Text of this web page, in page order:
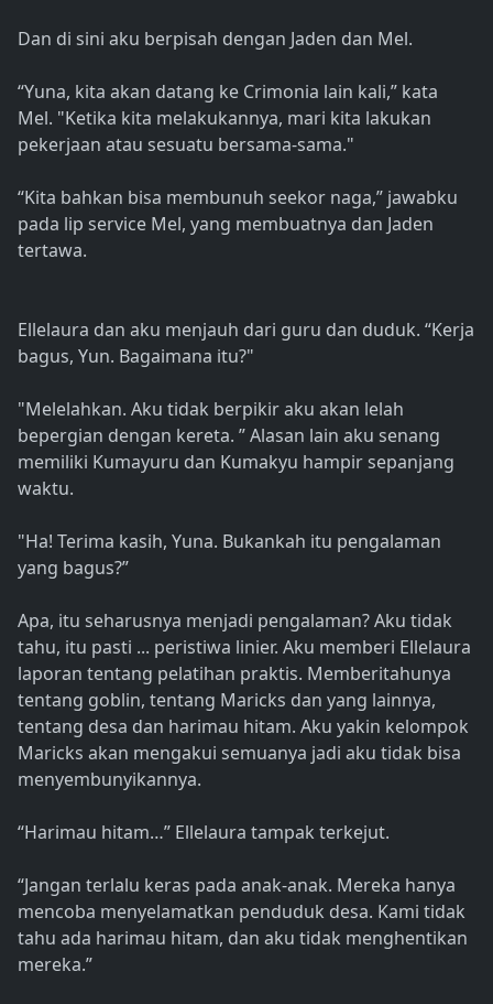
Dan di sini aku berpisah dengan Jaden dan Mel.
“Yuna, kita akan datang ke Crimonia lain kali,” kata
Mel. "Ketika kita melakukannya, mari kita lakukan
pekerjaan atau sesuatu bersama-sama."
“Kita bahkan bisa membunuh seekor naga,” jawabku
pada lip service Mel, yang membuatnya dan Jaden
tertawa.
Ellelaura dan aku menjauh dari guru dan duduk. “Kerja
bagus, Yun. Bagaimana itu?"
"Melelahkan. Aku tidak berpikir aku akan lelah
bepergian dengan kereta. ” Alasan lain aku senang
memiliki Kumayuru dan Kumakyu hampir sepanjang
waktu.
"Ha! Terima kasih, Yuna. Bukankah itu pengalaman
yang bagus?”
Apa, itu seharusnya menjadi pengalaman? Aku tidak
tahu, itu pasti ... peristiwa linier. Aku memberi Ellelaura
laporan tentang pelatihan praktis. Memberitahunya
tentang goblin, tentang Maricks dan yang lainnya,
tentang desa dan harimau hitam. Aku yakin kelompok
Maricks akan mengakui semuanya jadi aku tidak bisa
menyembunyikannya.
“Harimau hitam…” Ellelaura tampak terkejut.
“Jangan terlalu keras pada anak-anak. Mereka hanya
mencoba menyelamatkan penduduk desa. Kami tidak
tahu ada harimau hitam, dan aku tidak menghentikan
mereka.”